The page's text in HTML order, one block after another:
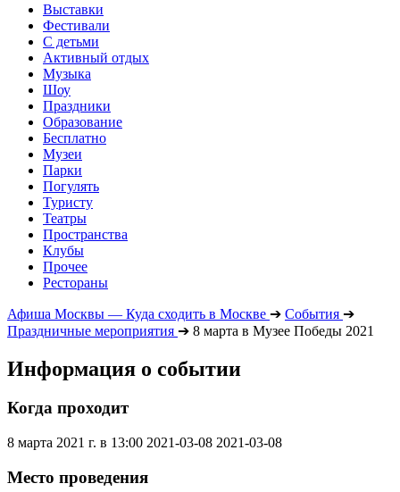
Выставки
Фестивали
С детьми
Активный отдых
Музыка
Шоу
Праздники
Образование
Бесплатно
Музеи
Парки
Погулять
Туристу
Театры
Пространства
Клубы
Прочее
Рестораны
Афиша Москвы — Куда сходить в Москве ➔ События ➔
Праздничные мероприятия ➔ 8 марта в Музее Победы 2021
Информация о событии
Когда проходит
8 марта 2021 г. в 13:00 2021-03-08 2021-03-08
Место проведения